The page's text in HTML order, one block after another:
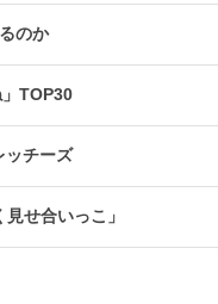
のか
」TOP30
ッチーズ
せ合いっこ」